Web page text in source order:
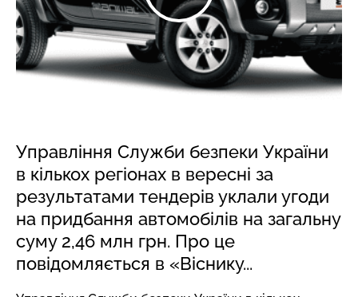
Управління Служби безпеки України
в кількох регіонах в вересні за
результатами тендерів уклали угоди
на придбання автомобілів на загальну
суму 2,46 млн грн. Про це
повідомляється в «Віснику...